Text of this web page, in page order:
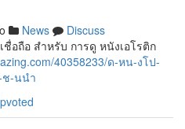
News
Discuss
อถือ สำหรับ การดู หนังเอโรติก
40358233/ด-หน-งโป-
ช-นนำ